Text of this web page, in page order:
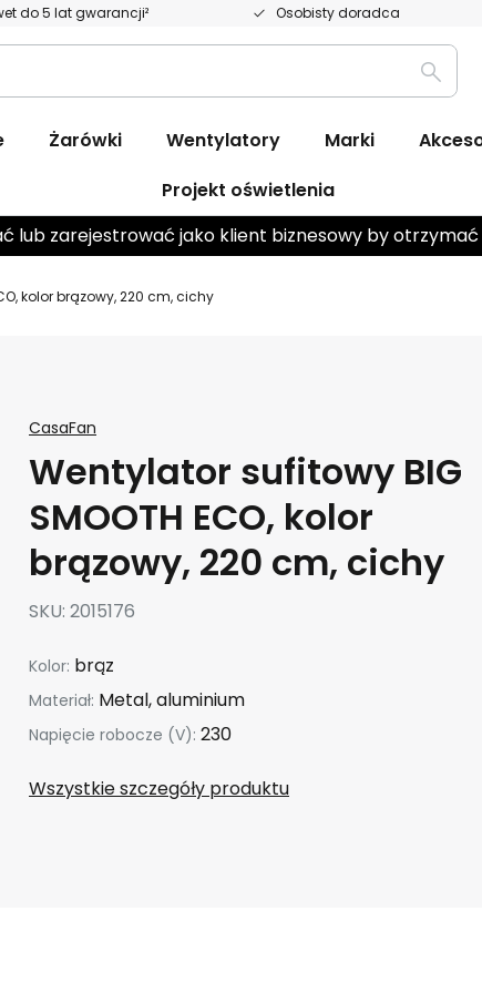
do 5 lat gwarancji² Osobisty doradca
Żarówki Wentylatory Marki
Projekt oświetlenia
lub zarejestrować jako klient biznesowy by otrzymać
kolor brązowy, 220 cm, cichy
CasaFan
Wentylator sufitowy BIG
SMOOTH ECO, kolor
brązowy, 220 cm, cichy
SKU 2015176
Kolor: brąz
Materiał: Metal, aluminium
Napięcie robocze (V): 230
Wszystkie szczegóły produktu